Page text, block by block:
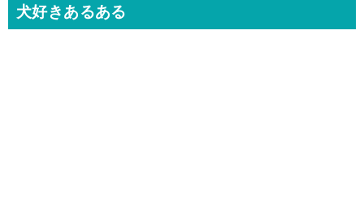
犬好きあるある